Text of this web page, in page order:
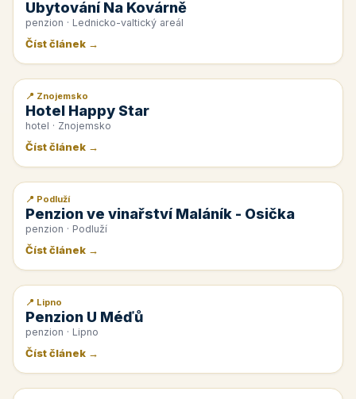
Ubytování Na Kovárně
penzion · Lednicko-valtický areál
Číst článek →
📰 PR článek
📍 Znojemsko
Hotel Happy Star
hotel · Znojemsko
Číst článek →
📰 PR článek
📍 Podluží
Penzion ve vinařství Maláník - Osička
penzion · Podluží
Číst článek →
📰 PR článek
📍 Lipno
Penzion U Méďů
penzion · Lipno
Číst článek →